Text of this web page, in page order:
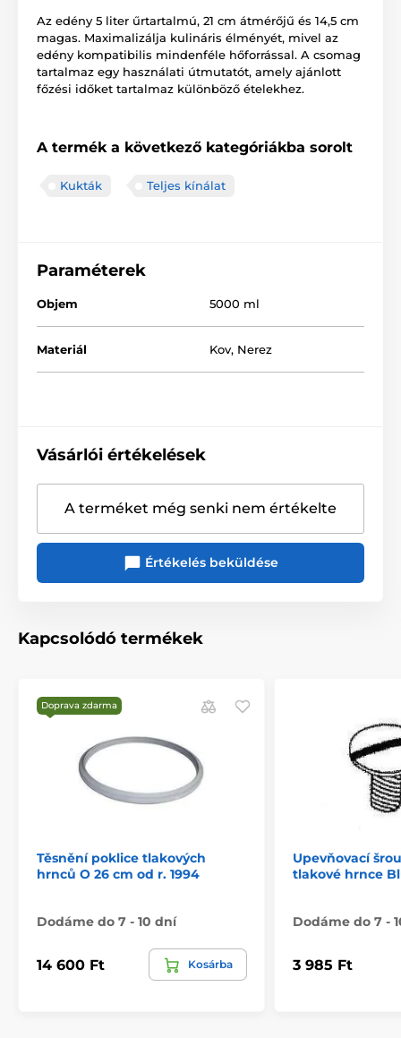
Az edény 5 liter űrtartalmú, 21 cm átmérőjű és 14,5 cm
magas. Maximalizálja kulináris élményét, mivel az
edény kompatibilis mindenféle hőforrással. A csomag
tartalmaz egy használati útmutatót, amely ajánlott
főzési időket tartalmaz különböző ételekhez.
A termék a következő kategóriákba sorolt
Kukták Teljes kínálat
Paraméterek
Objem 5000 ml
Materiál Kov, Nerez
Vásárlói értékelések
A terméket még senki nem értékelte
Értékelés beküldése
Kapcsolódó termékek
Doprava zdarma
Těsnění poklice tlakových
hrnců O 26 cm od r. 1994
Dodáme do 7 - 10 dní
14 600 Ft Kosárba
Upevňovací
tlakové hrnce
Dodáme do 7 -
3 985 Ft